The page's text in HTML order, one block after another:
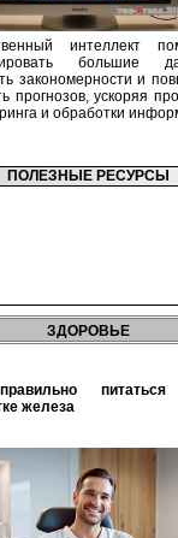
интеллект
большие
закономерности и
прогнозов, ускоряя
и обработки
ПОЛЕЗНЫЕ РЕСУРСЫ
ЗДОРОВЬЕ
железа